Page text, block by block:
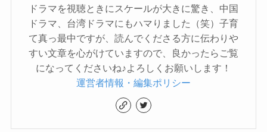
ドラマを視聴ときにスケールが大きに驚き、中国
ドラマ、台湾ドラマにもハマりました（笑）子育
て真っ最中ですが、読んでくださる方に伝わりや
すい文章を心がけていますので、良かったらご覧
になってくださいね♪よろしくお願いします！
運営者情報・編集ポリシー